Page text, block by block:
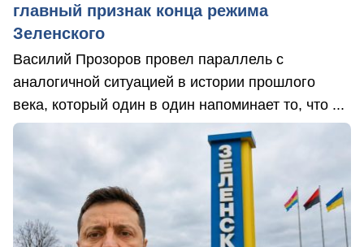
главный признак конца режима
Зеленского
Василий Прозоров провел параллель с
аналогичной ситуацией в истории прошлого
века, который один в один напоминает то, что ...